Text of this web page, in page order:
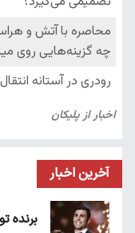
آخرین اخبار
برنده